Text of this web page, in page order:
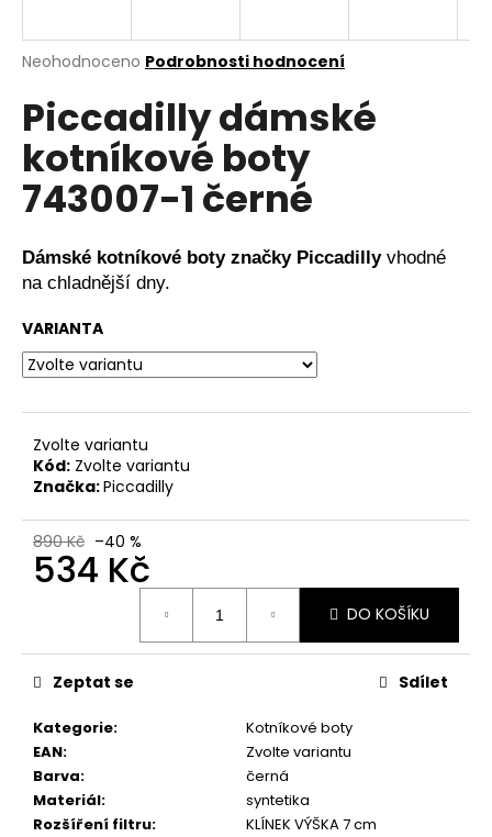
Průměrné
produktu
je
0,0
5
hvězdiček.
Neohodnoceno Podrobnosti hodnocení
Piccadilly dámské
kotníkové boty
743007-1 černé
Dámské kotníkové boty značky Piccadillyvhodné
na chladnější dny.
VARIANTA
Zvolte variantu
Kód: Zvolte variantu
Značka:Piccadilly
890 Kč –40 %
534 Kč
DO KOŠÍKU
Kategorie:
Kotníkové boty
EAN:
Zvolte variantu
Barva:
černá
Materiál:
syntetika
Rozšíření filtru: KLÍNEK VÝŠKA 7 cm
Zeptat se Sdílet
j
t
?
HLEDAT
D
o
o
u
č
u
m
PICCADILLY
DÁMSKÉ
BALERÍNY
109018-
ČERNÉ
605
Kč